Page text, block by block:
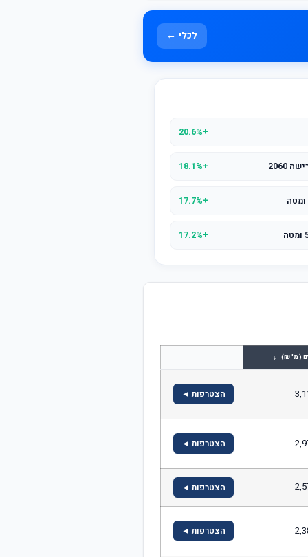
לכלי ←
+20.6%
+18.1%
+17.7%
+17.2%
(מ' ₪) ↓
הצטרפות ◄
הצטרפות ◄
הצטרפות ◄
הצטרפות ◄